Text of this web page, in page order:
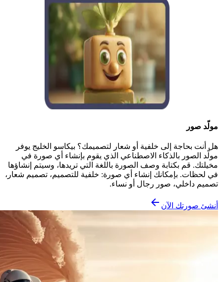
مولّد صور
هل أنت بحاجة إلى خلفية أو شعار لتصميمك؟ بيكاسو الخليج يوفر
مولّد الصور بالذكاء الاصطناعي الذي يقوم بإنشاء أي صورة في
مخيلتك. قم بكتابة وصف الصورة باللغة التي تريدها، وسيتم إنشاؤها
في لحظات. بإمكانك إنشاء أي صورة: خلفية للتصميم، تصميم شعار،
تصميم داخلي، صور رجال أو نساء.
أنشئ صورتك الآن